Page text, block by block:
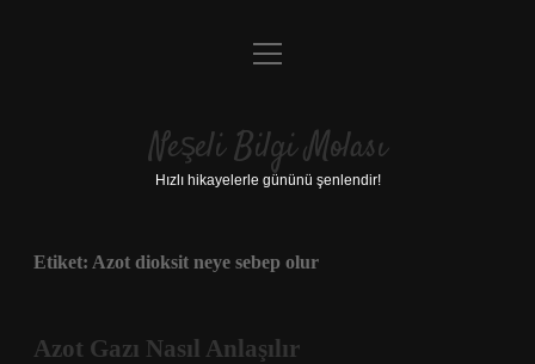
Anasayfa
Yasal Uyarı
menüyü
Neşeli Bilgi Molası
Hızlı hikayelerle gününü şenlendir!
Etiket: Azot dioksit neye sebep olur
Azot Gazı Nasıl Anlaşılır